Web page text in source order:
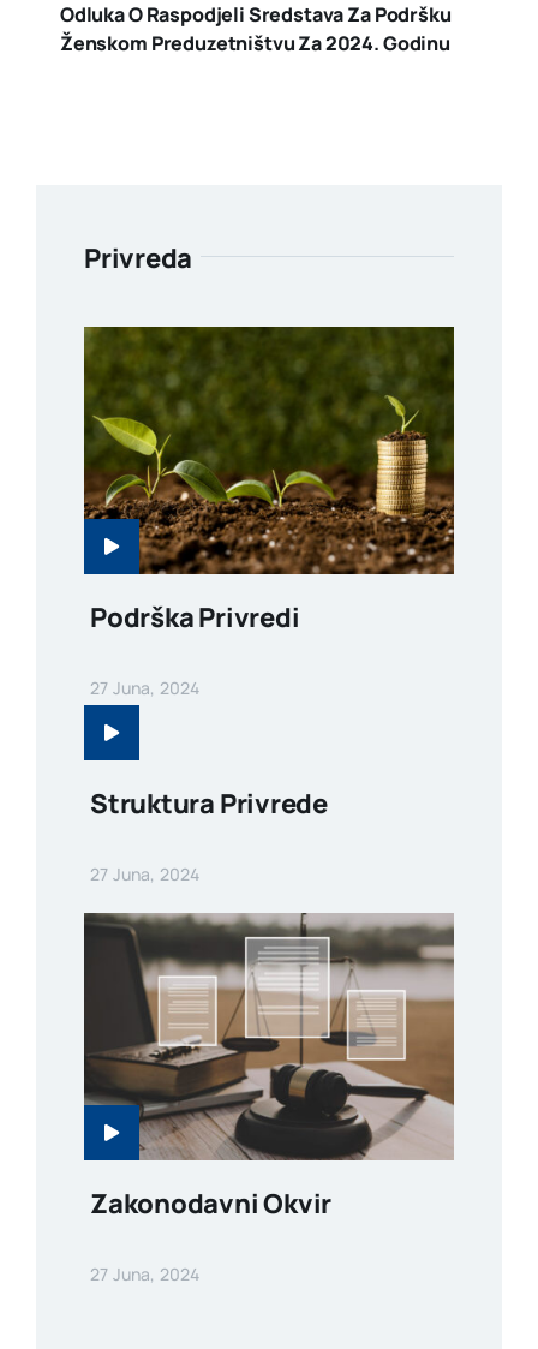
Odluka O Raspodjeli Sredstava Za Podršku
Ženskom Preduzetništvu Za 2024. Godinu
Privreda
Podrška Privredi
27 Juna, 2024
Struktura Privrede
27 Juna, 2024
Zakonodavni Okvir
27 Juna, 2024